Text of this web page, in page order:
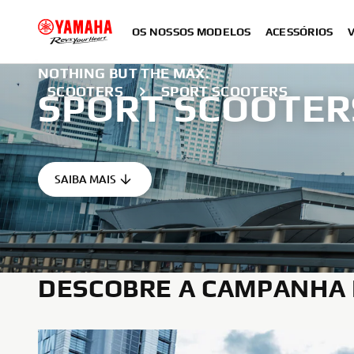
OS NOSSOS MODELOS ACESSÓRIOS
SCOOTERS SPORT SCOOTERS
NOTHING BUT THE MAX.
SPORT
SAIBA MAIS
DESCOBRE A